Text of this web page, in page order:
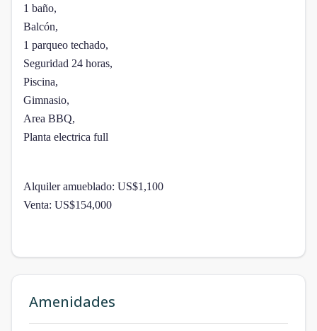
1 baño,
Balcón,
1 parqueo techado,
Seguridad 24 horas,
Piscina,
Gimnasio,
Area BBQ,
Planta electrica full
Alquiler amueblado: US$1,100
Venta: US$154,000
Amenidades